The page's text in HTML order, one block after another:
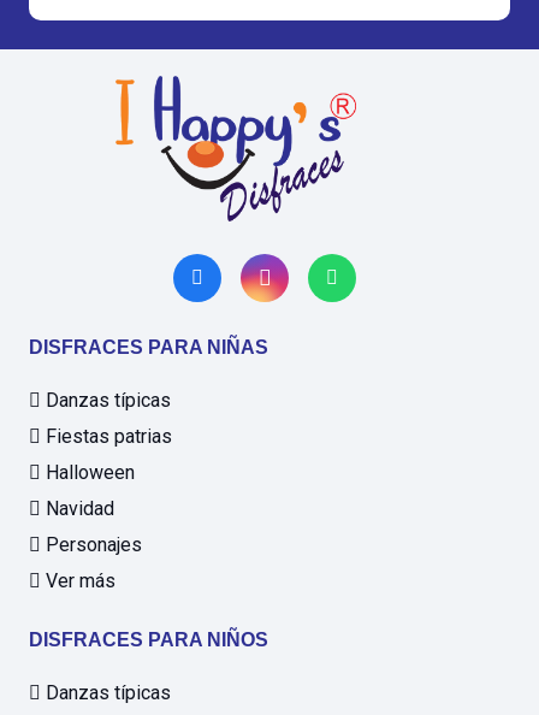
DISFRACES PARA NIÑAS
Danzas típicas
Fiestas patrias
Halloween
Navidad
Personajes
Ver más
DISFRACES PARA NIÑOS
Danzas típicas